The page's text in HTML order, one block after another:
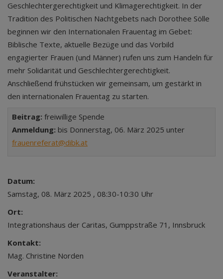
Geschlechtergerechtigkeit und Klimagerechtigkeit. In der
Tradition des Politischen Nachtgebets nach Dorothee Sölle
beginnen wir den Internationalen Frauentag im Gebet:
Biblische Texte, aktuelle Bezüge und das Vorbild
engagierter Frauen (und Männer) rufen uns zum Handeln für
mehr Solidarität und Geschlechtergerechtigkeit.
Anschließend frühstücken wir gemeinsam, um gestärkt in
den internationalen Frauentag zu starten.
Beitrag: freiwillige Spende
Anmeldung: bis Donnerstag, 06. März 2025 unter
frauenreferat@dibk.at
Datum:
Samstag, 08. März 2025 , 08:30-10:30 Uhr
Ort:
Integrationshaus der Caritas, Gumppstraße 71, Innsbruck
Kontakt:
Mag. Christine Norden
Veranstalter: